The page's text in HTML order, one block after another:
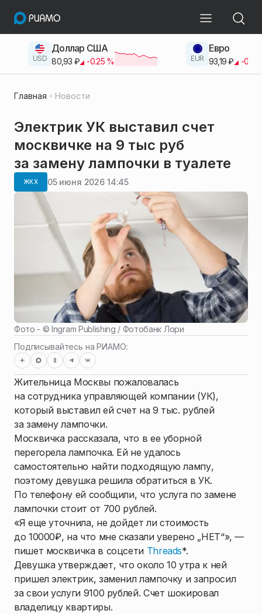
USD
Доллар США
80,93 ₽ -0.25% EUR
Евро
93,19 ₽ -0.42
Главная Новости
Электрик УК выставил счет
москвичке на 9 тыс руб
за замену лампочки в туалете
ЖКХ 05 июня 2026 14:45
Фото - ©Ingram Publishing / Фотобанк Лори
Подписывайтесь на РИАМО:
Жительница Москвы пожаловалась
на сотрудника управляющей компании (УК),
который выставил ей счет на 9 тыс. рублей
за замену лампочки.
Москвичка рассказала, что в ее уборной
перегорела лампочка. Ей не удалось
самостоятельно найти подходящую лампу,
поэтому девушка решила обратиться в УК.
По телефону ей сообщили, что услуга по замене
лампочки стоит от 700 рублей.
«Я еще уточнила, не дойдет ли стоимость
до 10000₽, на что мне сказали уверено „НЕТ“», —
пишет москвичка в соцсети Threads*.
Девушка утверждает, что около 10 утра к ней
пришел электрик, заменил лампочку и запросил
за свои услуги 9100 рублей. Счет шокировал
владелицу квартиры.